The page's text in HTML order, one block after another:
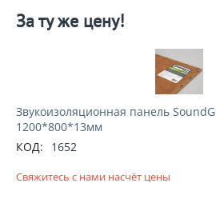
За ту же цену!
Звукоизоляционная панель
1200*800*13мм
КОД:
1652
Свяжитесь с нами насчёт цены